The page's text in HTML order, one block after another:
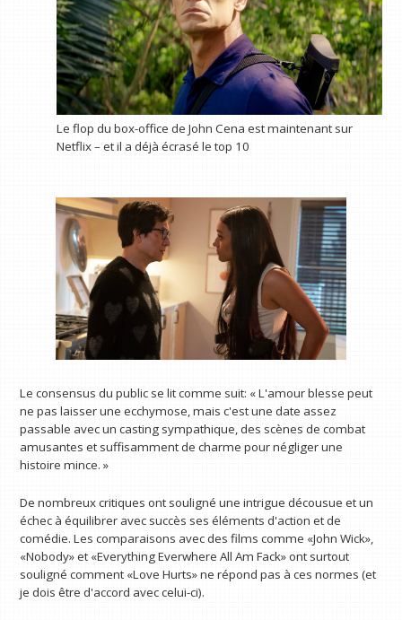
Le flop du box-office de John Cena est maintenant sur
Netflix – et il a déjà écrasé le top 10
Le consensus du public se lit comme suit: « L'amour blesse peut
ne pas laisser une ecchymose, mais c'est une date assez
passable avec un casting sympathique, des scènes de combat
amusantes et suffisamment de charme pour négliger une
histoire mince. »
De nombreux critiques ont souligné une intrigue décousue et un
échec à équilibrer avec succès ses éléments d'action et de
comédie. Les comparaisons avec des films comme «John Wick»,
«Nobody» et «Everything Everwhere All Am Fack» ont surtout
souligné comment «Love Hurts» ne répond pas à ces normes (et
je dois être d'accord avec celui-ci).